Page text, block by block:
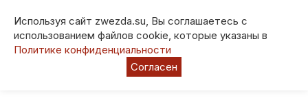
Используя сайт zwezda.su, Вы соглашаетесь с
использованием файлов cookie, которые указаны в
Политике конфиденциальности
Согласен